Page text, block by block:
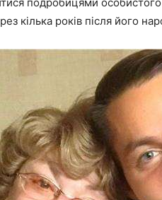
кілька років після його